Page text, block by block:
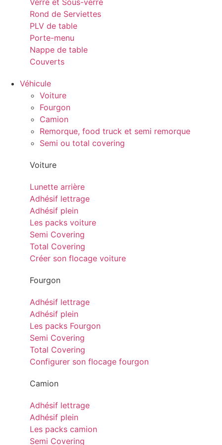
Verre et Sous-verre
Rond de Serviettes
PLV de table
Porte-menu
Nappe de table
Couverts
Véhicule
Voiture
Fourgon
Camion
Remorque, food truck et semi remorque
Semi ou total covering
Voiture
Lunette arrière
Adhésif lettrage
Adhésif plein
Les packs voiture
Semi Covering
Total Covering
Créer son flocage voiture
Fourgon
Adhésif lettrage
Adhésif plein
Les packs Fourgon
Semi Covering
Total Covering
Configurer son flocage fourgon
Camion
Adhésif lettrage
Adhésif plein
Les packs camion
Semi Covering